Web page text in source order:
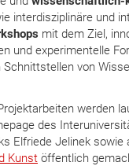
interdisziplinäre und
mit dem Ziel,
und experimentelle
Schnittstellen von
werden
des
Elfriede Jelinek sowie
Kunst öffentlich